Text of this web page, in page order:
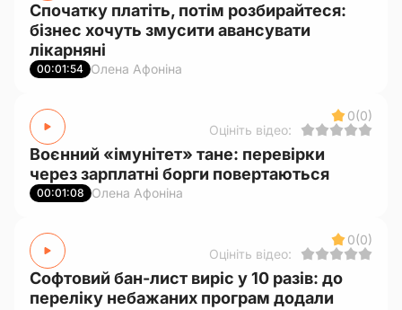
Спочатку платіть, потім розбирайтеся:
бізнес хочуть змусити авансувати
лікарняні
00:01:54 Олена Афоніна
0(0)
Оцініть відео:
Воєнний «імунітет» тане: перевірки
через зарплатні борги повертаються
00:01:08 Олена Афоніна
0(0)
Оцініть відео:
Софтовий бан-лист виріс у 10 разів: до
переліку небажаних програм додали